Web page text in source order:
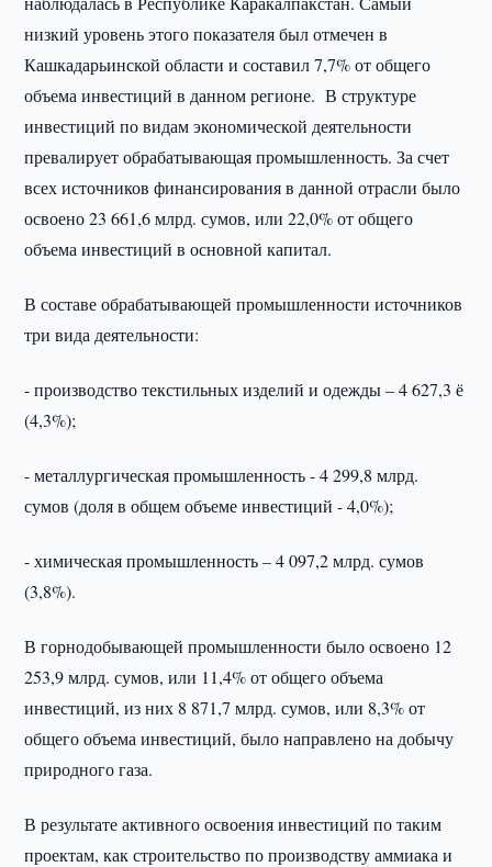
низкий уровень этого показателя был отмечен в
Кашкадарьинской области и составил 7,7% от общего
объема инвестиций в данном регионе. В структуре
инвестиций по видам экономической деятельности
превалирует обрабатывающая промышленность. За счет
всех источников финансирования в данной отрасли было
освоено 23 661,6 млрд. сумов, или 22,0% от общего
объема инвестиций в основной капитал.
В составе обрабатывающей промышленности источников
три вида деятельности:
- производство текстильных изделий и одежды – 4 627,3 ё
(4,3%);
- металлургическая промышленность - 4 299,8 млрд.
сумов (доля в общем объеме инвестиций - 4,0%);
- химическая промышленность – 4 097,2 млрд. сумов
(3,8%).
В горнодобывающей промышленности было освоено 12
253,9 млрд. сумов, или 11,4% от общего объема
инвестиций, из них 8 871,7 млрд. сумов, или 8,3% от
общего объема инвестиций, было направлено на добычу
природного газа.
В результате активного освоения инвестиций по таким
проектам, как строительство по производству аммиака и